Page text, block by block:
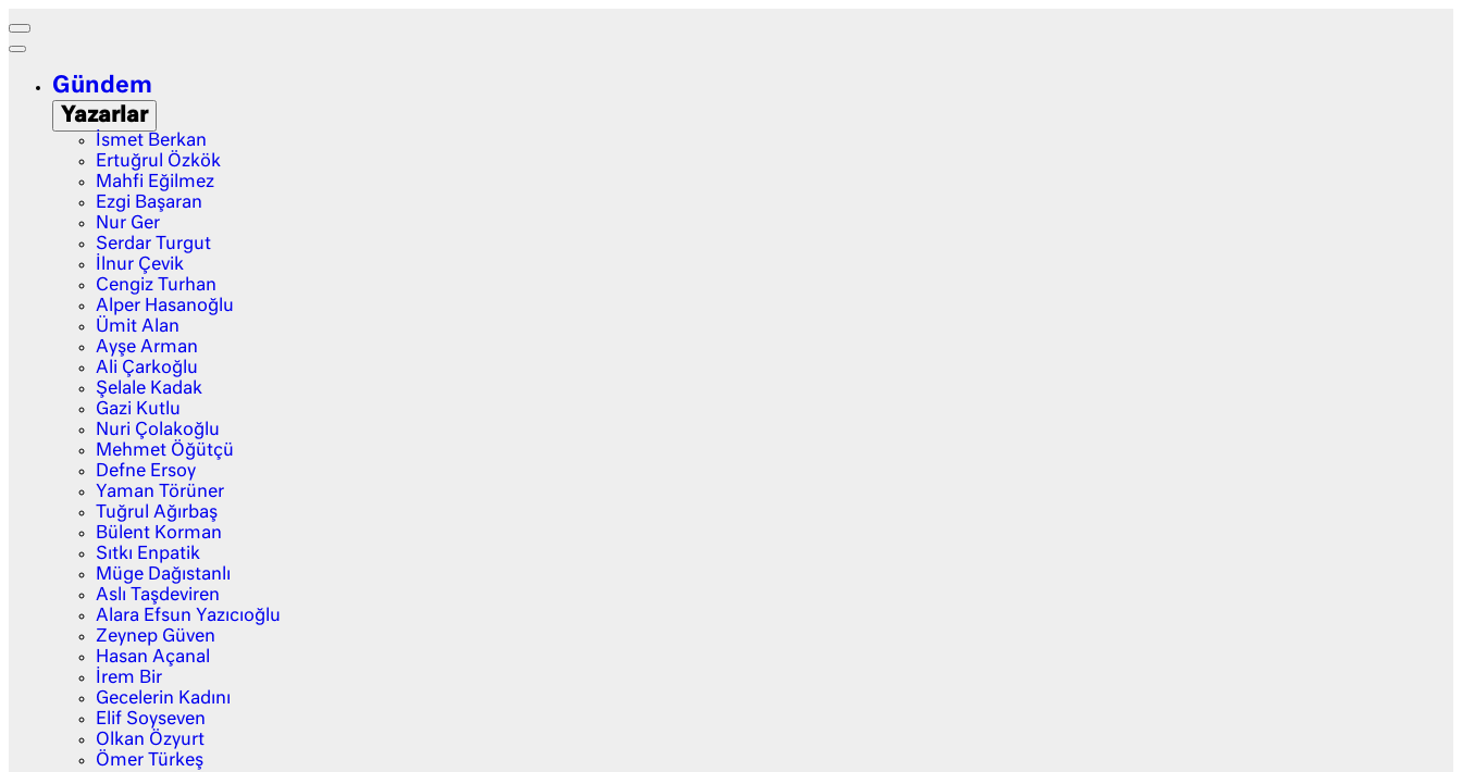
Gündem
Yazarlar
İsmet Berkan
Ertuğrul Özkök
Mahfi Eğilmez
Ezgi Başaran
Nur Ger
Serdar Turgut
İlnur Çevik
Cengiz Turhan
Alper Hasanoğlu
Ümit Alan
Ayşe Arman
Ali Çarkoğlu
Şelale Kadak
Gazi Kutlu
Nuri Çolakoğlu
Mehmet Öğütçü
Defne Ersoy
Yaman Törüner
Tuğrul Ağırbaş
Bülent Korman
Sıtkı Enpatik
Müge Dağıstanlı
Aslı Taşdeviren
Alara Efsun Yazıcıoğlu
Zeynep Güven
Hasan Açanal
İrem Bir
Gecelerin Kadını
Elif Soyseven
Olkan Özyurt
Ömer Türkeş